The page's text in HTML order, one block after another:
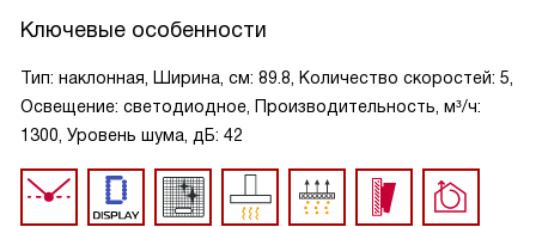
Ключевые особенности
Тип: наклонная, Ширина, см: 89.8, Количество скоростей: 5,
Освещение: светодиодное, Производительность, м³/ч:
1300, Уровень шума, дБ: 42